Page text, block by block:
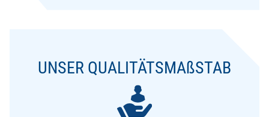
UNSER QUALITÄTSMAßSTAB